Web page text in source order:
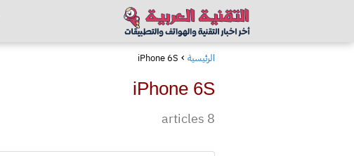
الرئيسية iPhone 6S
iPhone 6S
8 articles